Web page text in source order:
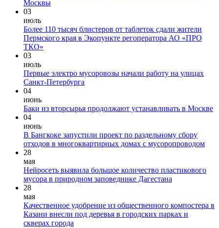
Москвы
03
июль
Более 110 тысяч блистеров от таблеток сдали жители
Пермского края в Экопункте регоператора АО «ПРО
ТКО»
03
июль
Первые электро мусоровозы начали работу на улицах
Санкт-Петербурга
04
июнь
Баки из вторсырья продолжают устанавливать в Москве
04
июнь
В Бангкоке запустили проект по раздельному сбору
отходов в многоквартирных домах с мусоропроводом
28
мая
Нейросеть выявила большое количество пластикового
мусора в природном заповеднике Дагестана
28
мая
Качественное удобрение из общественного компостера в
Казани внесли под деревья в городских парках и
скверах города